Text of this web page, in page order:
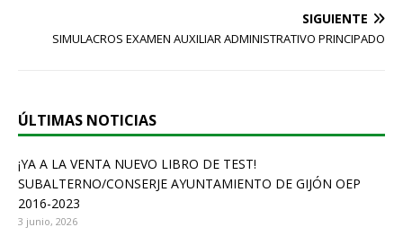
k SIGUIENTE
SIMULACROS EXAMEN AUXILIAR ADMINISTRATIVO PRINCIPADO
ÚLTIMAS NOTICIAS
¡YA A LA VENTA NUEVO LIBRO DE TEST!
SUBALTERNO/CONSERJE AYUNTAMIENTO DE GIJÓN OEP
2016-2023
3 junio, 2026